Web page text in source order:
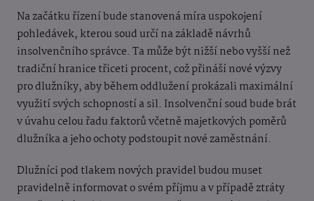
Na začátku řízení bude stanovená míra uspokojení
pohledávek, kterou soud určí na základě návrhů
insolvenčního správce. Ta může být nižší nebo vyšší než
tradiční hranice třiceti procent, což přináší nové výzvy
pro dlužníky, aby během oddlužení prokázali maximální
využití svých schopností a sil. Insolvenční soud bude brát
v úvahu celou řadu faktorů včetně majetkových poměrů
dlužníka a jeho ochoty podstoupit nové zaměstnání.
Dlužníci pod tlakem nových pravidel budou muset
pravidelně informovat o svém příjmu a v případě ztráty